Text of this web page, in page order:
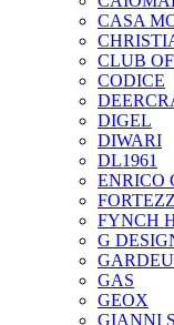
CASA
CLUB
CODICE
DIGEL
DIWARI
DL1961
ENRICO
FYNCH
G
GAS
GEOX
GIANNI